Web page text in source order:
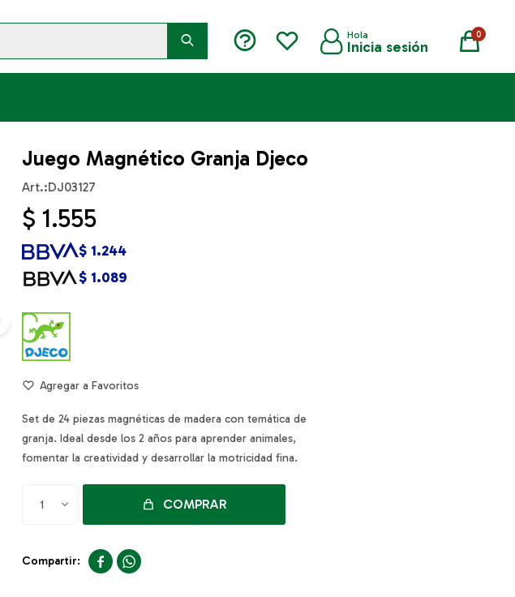
0
Juego Magnético Granja Djeco
DJ03127
$ 1.555
$ 1.089
$ 1.244
Set de 24 piezas magnéticas de madera con temática de
granja. Ideal desde los 2 años para aprender animales,
fomentar la creatividad y desarrollar la motricidad fina.
1 COMPRAR
 